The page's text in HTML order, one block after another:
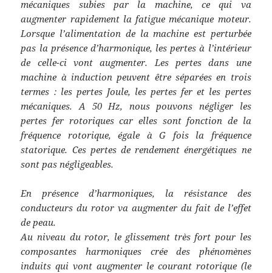
mécaniques subies par la machine, ce qui va
augmenter rapidement la fatigue mécanique moteur.
Lorsque l’alimentation de la machine est perturbée
pas la présence d’harmonique, les pertes à l’intérieur
de celle-ci vont augmenter. Les pertes dans une
machine à induction peuvent être séparées en trois
termes : les pertes Joule, les pertes fer et les pertes
mécaniques. A 50 Hz, nous pouvons négliger les
pertes fer rotoriques car elles sont fonction de la
fréquence rotorique, égale à G fois la fréquence
statorique. Ces pertes de rendement énergétiques ne
sont pas négligeables.
En présence d’harmoniques, la résistance des
conducteurs du rotor va augmenter du fait de l’effet
de peau.
Au niveau du rotor, le glissement très fort pour les
composantes harmoniques crée des phénomènes
induits qui vont augmenter le courant rotorique (le